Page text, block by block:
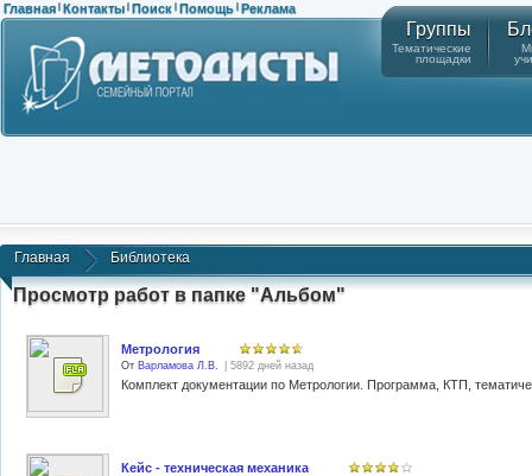
Главная | Контакты | Поиск | Помощь | Реклама
Группы
Тематические
площадки
Главная Библиотека
Просмотр работ в папке "Альбом"
Метрология
От Варламова Л.В. | 5892 дней назад
Комплект документации по Метрологии. Программа, КТП,
Кейс - техническая механика